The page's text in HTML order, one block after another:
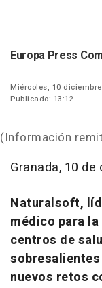
Europa Press
Miércoles, 10
Publicado: 13:12
(Información
Granada, 10
Naturalsoft,
médico para
centros de
nuevos retos